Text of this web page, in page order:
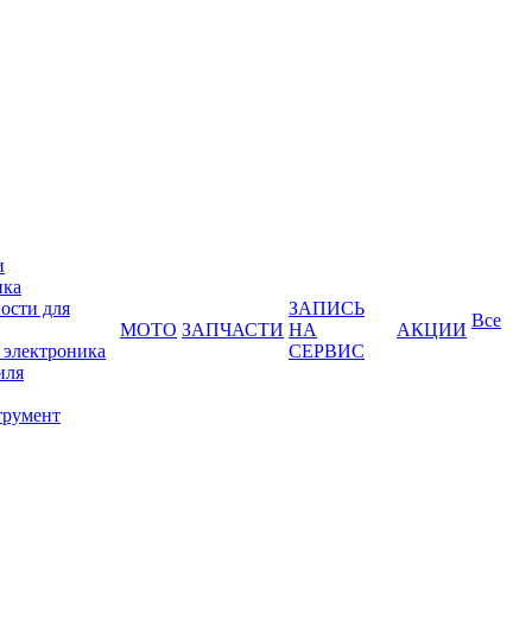
для
МОТО ЗАПЧАСТИ
ЗАПИСЬ
НА
СЕРВИС
АКЦИИ Все